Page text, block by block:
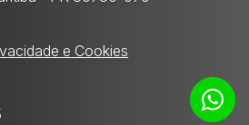
e Cookies